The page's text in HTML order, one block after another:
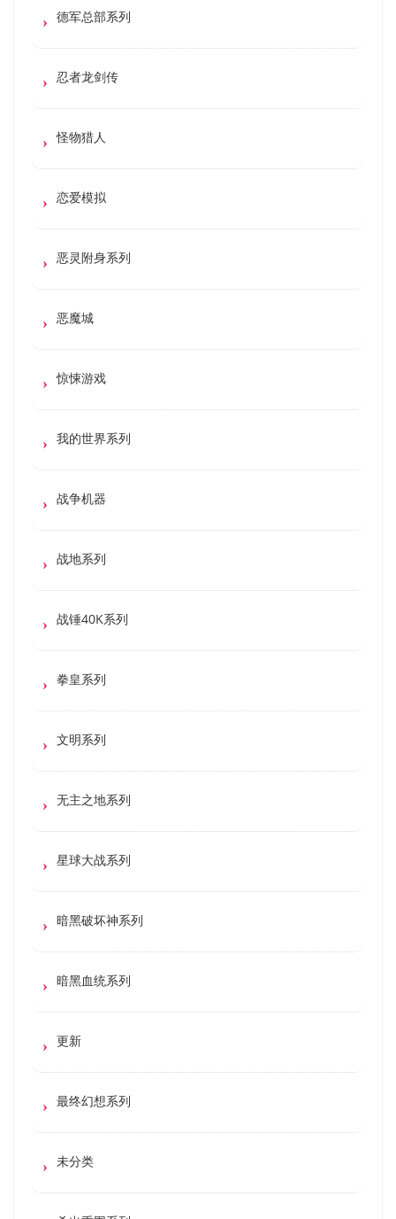
德军总部系列
忍者龙剑传
怪物猎人
恋爱模拟
恶灵附身系列
恶魔城
惊悚游戏
我的世界系列
战争机器
战地系列
战锤40K系列
拳皇系列
文明系列
无主之地系列
星球大战系列
暗黑破坏神系列
暗黑血统系列
更新
最终幻想系列
未分类